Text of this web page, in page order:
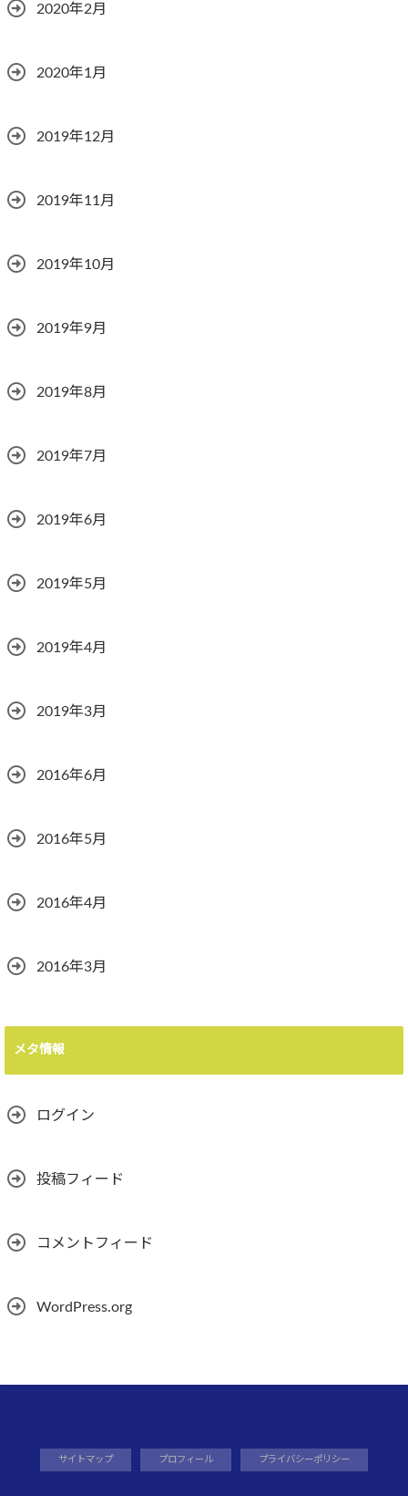
2020年2月
2020年1月
2019年12月
2019年11月
2019年10月
2019年9月
2019年8月
2019年7月
2019年6月
2019年5月
2019年4月
2019年3月
2016年6月
2016年5月
2016年4月
2016年3月
メタ情報
ログイン
投稿フィード
コメントフィード
WordPress.org
サイトマップ プロフィール プライバシーポリシー